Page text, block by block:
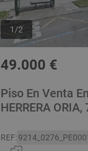
1 /2
49.000 €
Piso En Venta
HERRERA
REF: